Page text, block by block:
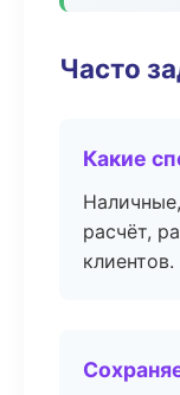
Часто
Какие
расчёт,
клиентов.